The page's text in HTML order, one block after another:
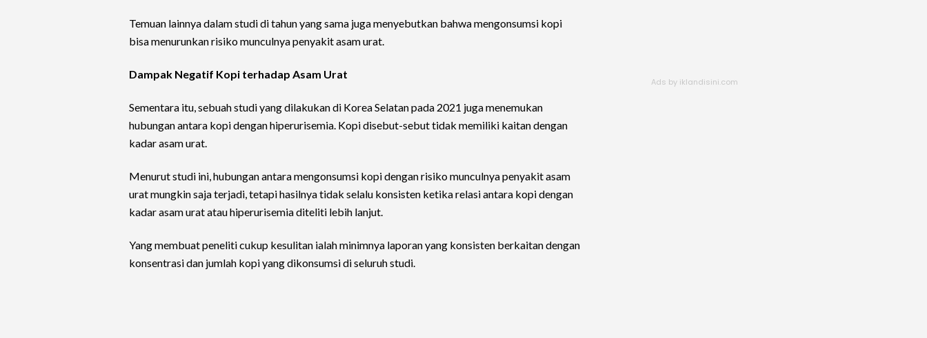
Temuan lainnya dalam studi di tahun yang sama juga menyebutkan bahwa mengonsumsi kopi
bisa menurunkan risiko munculnya penyakit asam urat.
Dampak Negatif Kopi terhadap Asam Urat
Sementara itu, sebuah studi yang dilakukan di Korea Selatan pada 2021 juga menemukan
hubungan antara kopi dengan hiperurisemia. Kopi disebut-sebut tidak memiliki kaitan dengan
kadar asam urat.
Menurut studi ini, hubungan antara mengonsumsi kopi dengan risiko munculnya penyakit asam
urat mungkin saja terjadi, tetapi hasilnya tidak selalu konsisten ketika relasi antara kopi dengan
kadar asam urat atau hiperurisemia diteliti lebih lanjut.
Yang membuat peneliti cukup kesulitan ialah minimnya laporan yang konsisten berkaitan dengan
konsentrasi dan jumlah kopi yang dikonsumsi di seluruh studi.